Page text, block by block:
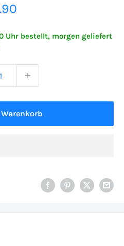
Uhr bestellt, morgen geliefert